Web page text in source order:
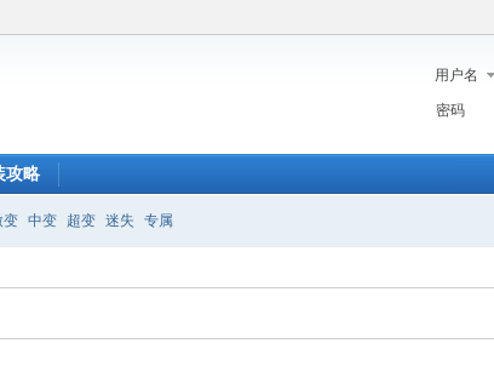
用户名
密码
攻略
变 中变 超变 迷失 专属